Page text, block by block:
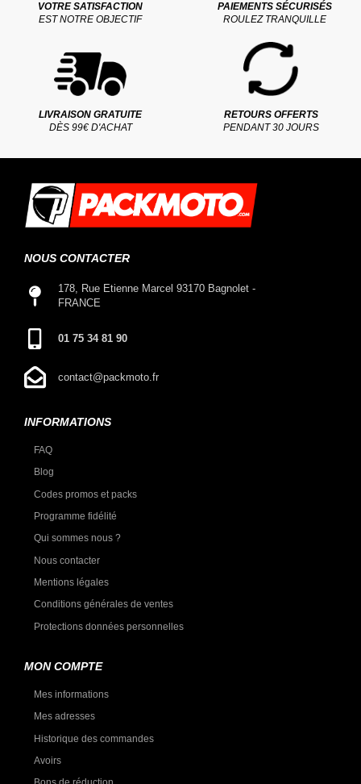
VOTRE SATISFACTION
EST NOTRE OBJECTIF
PAIEMENTS SÉCURISÉS
ROULEZ TRANQUILLE
LIVRAISON GRATUITE
DÈS 99€ D'ACHAT
RETOURS OFFERTS
PENDANT 30 JOURS
NOUS CONTACTER
178, Rue Etienne Marcel 93170 Bagnolet -
FRANCE
01 75 34 81 90
contact@packmoto.fr
INFORMATIONS
FAQ
Blog
Codes promos et packs
Programme fidélité
Qui sommes nous ?
Nous contacter
Mentions légales
Conditions générales de ventes
Protections données personnelles
MON COMPTE
Mes informations
Mes adresses
Historique des commandes
Avoirs